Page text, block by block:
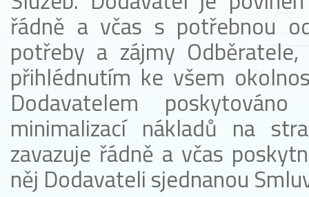
řádně a včas s potřebnou
potřeby a zájmy
přihlédnutím ke všem
Dodavatelem
minimalizací nákladů na
zavazuje řádně a včas
něj Dodavateli sjednanou